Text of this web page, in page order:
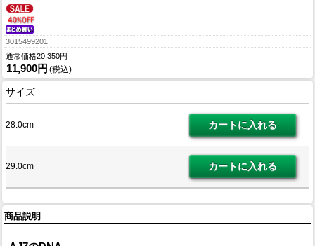
3015499201
通常価格20,350円
11,900円 (税込)
サイズ
28.0cm
29.0cm
商品説明